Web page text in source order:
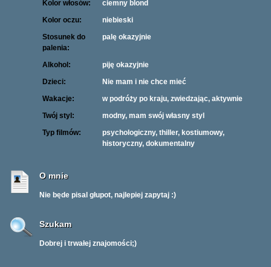
Kolor włosów:
ciemny blond
Kolor oczu:
niebieski
Stosunek do
palenia:
palę okazyjnie
Alkohol:
piję okazyjnie
Dzieci:
Nie mam i nie chce mieć
Wakacje:
w podróży po kraju, zwiedzając, aktywnie
Twój styl:
modny, mam swój własny styl
Typ filmów:
psychologiczny, thiller, kostiumowy,
historyczny, dokumentalny
O mnie
Nie będe pisal głupot, najlepiej zapytaj :)
Szukam
Dobrej i trwałej znajomości;)